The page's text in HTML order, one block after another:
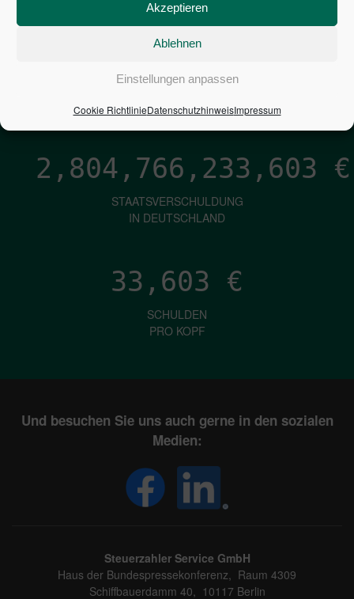
Akzeptieren
Ablehnen
Einstellungen anpassen
Cookie RichtlinieDatenschutzhinweisImpressum
1,601
ZINSEN
PRO SEKUNDE
2,804,766,234,865 €
STAATSVERSCHULDUNG
IN DEUTSCHLAND
33,603 €
SCHULDEN
PRO KOPF
Und besuchen Sie uns auch gerne in den sozialen
Medien:
Steuerzahler Service GmbH
Haus der Bundespressekonferenz, Raum 4309
Schiffbauerdamm 40, 10117 Berlin